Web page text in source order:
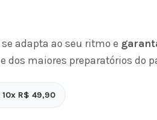
adapta ao seu ritmo e
dos maiores preparatórios do
R$ 49,90